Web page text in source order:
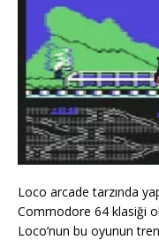
Loco arcade tarzında
Commodore 64 klasiği
Loco’nun bu oyunun